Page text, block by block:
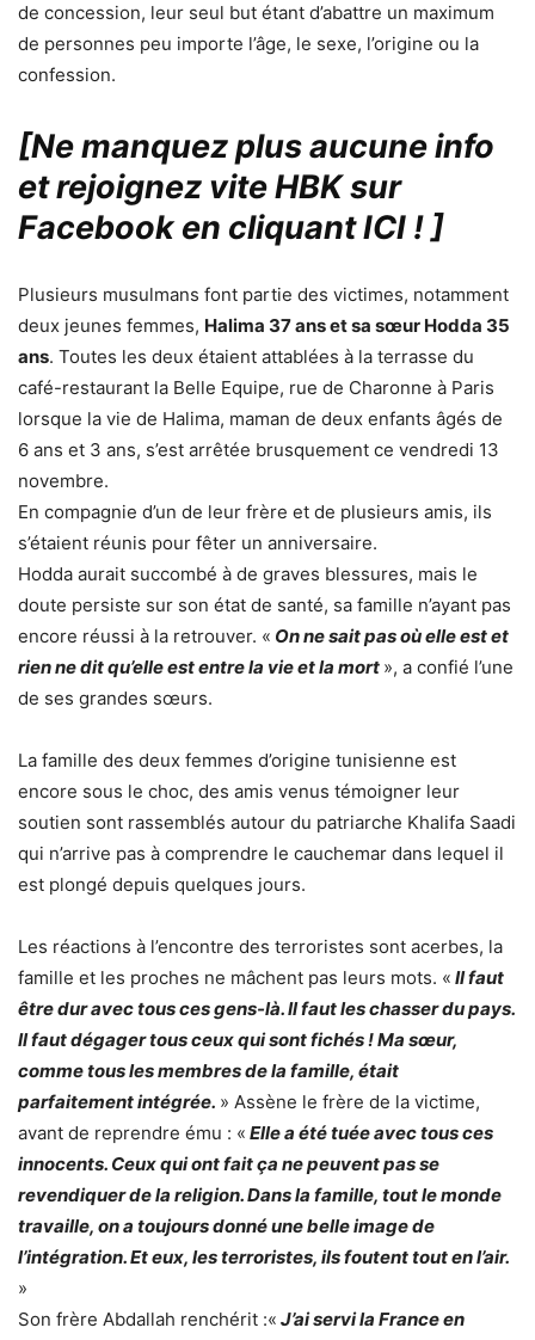
de concession, leur seul but étant d’abattre un maximum
de personnes peu importe l’âge, le sexe, l’origine ou la
confession.
[Ne manquez plus aucune info
et rejoignez vite HBK sur
Facebook en cliquant ICI !]
Plusieurs musulmans font partie des victimes, notamment
deux jeunes femmes, Halima 37 ans et sa sœur Hodda 35
ans. Toutes les deux étaient attablées à la terrasse du
café-restaurant la Belle Equipe, rue de Charonne à Paris
lorsque la vie de Halima, maman de deux enfants âgés de
6 ans et 3 ans, s’est arrêtée brusquement ce vendredi 13
novembre.
En compagnie d’un de leur frère et de plusieurs amis, ils
s’étaient réunis pour fêter un anniversaire.
Hodda aurait succombé à de graves blessures, mais le
doute persiste sur son état de santé, sa famille n’ayant pas
encore réussi à la retrouver. « On ne sait pas où elle est et
rien ne dit qu’elle est entre la vie et la mort », a confié l’une
de ses grandes sœurs.
La famille des deux femmes d’origine tunisienne est
encore sous le choc, des amis venus témoigner leur
soutien sont rassemblés autour du patriarche Khalifa Saadi
qui n’arrive pas à comprendre le cauchemar dans lequel il
est plongé depuis quelques jours.
Les réactions à l’encontre des terroristes sont acerbes, la
famille et les proches ne mâchent pas leurs mots. « Il faut
être dur avec tous ces gens-là. Il faut les chasser du pays.
Il faut dégager tous ceux qui sont fichés ! Ma sœur,
comme tous les membres de la famille, était
parfaitement intégrée. » Assène le frère de la victime,
avant de reprendre ému : « Elle a été tuée avec tous ces
innocents. Ceux qui ont fait ça ne peuvent pas se
revendiquer de la religion. Dans la famille, tout le monde
travaille, on a toujours donné une belle image de
l’intégration. Et eux, les terroristes, ils foutent tout en l’air.
»
Son frère Abdallah renchérit :« J’ai servi la France en